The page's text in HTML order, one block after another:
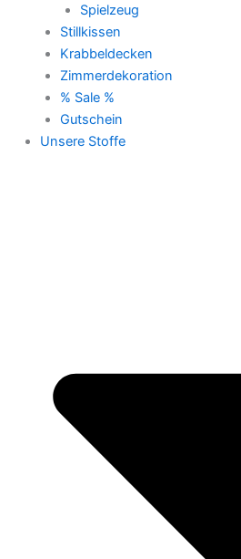
Spielzeug
Stillkissen
Krabbeldecken
Zimmerdekoration
% Sale %
Gutschein
Unsere Stoffe